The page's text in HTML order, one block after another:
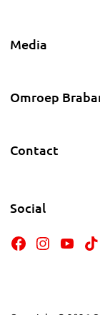
Media
Omroep
Contact
Social